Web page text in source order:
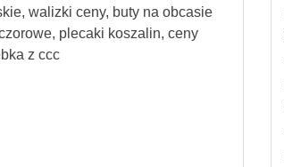
walizki ceny, buty na obcasie
plecaki koszalin, ceny
z ccc